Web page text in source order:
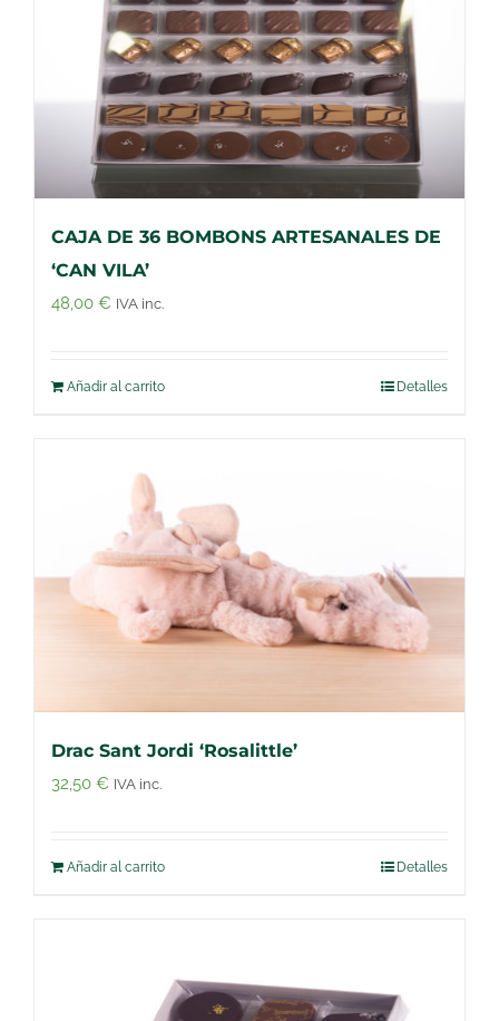
CAJA DE 36 BOMBONS ARTESANALES DE
‘CAN VILA’
48,00 € IVA inc.
Añadir al carrito Detalles
Drac Sant Jordi ‘Rosalittle’
32,50 € IVA inc.
Añadir al carrito Detalles